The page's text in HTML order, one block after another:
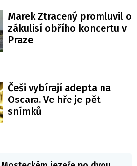
Marek Ztracený promluvil o
zákulisí obřího koncertu v
Praze
Češi vybírají adepta na
Oscara. Ve hře je pět
snímků